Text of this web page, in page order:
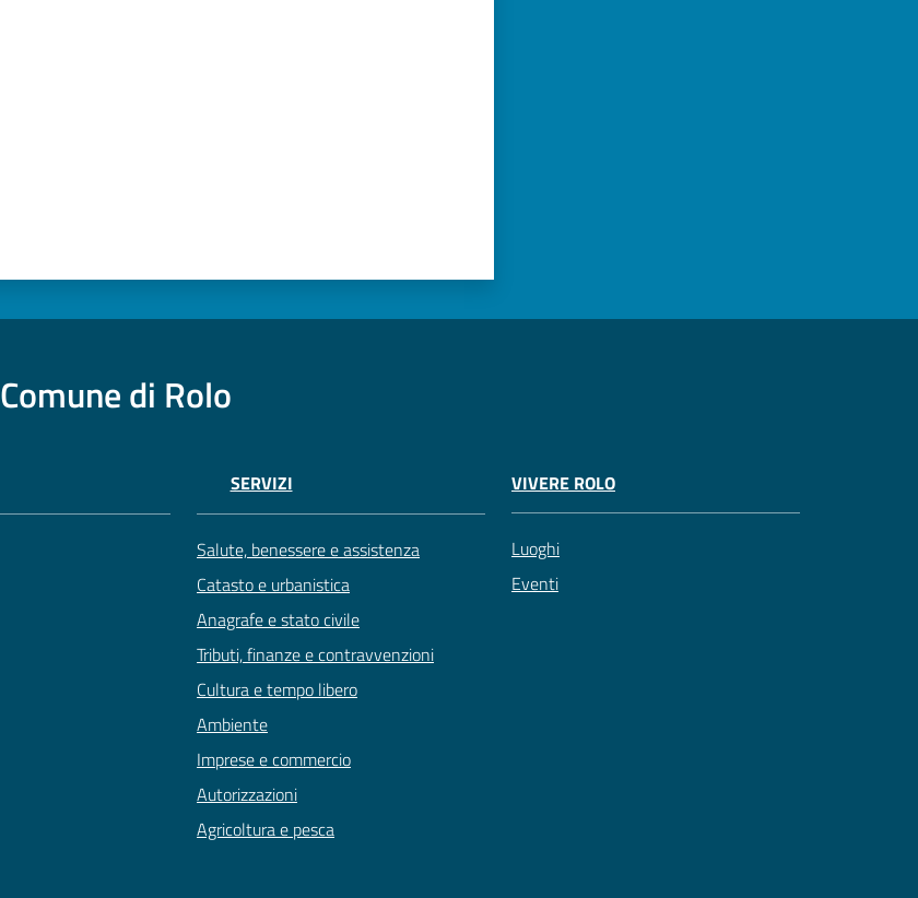
Comune di Rolo
SERVIZI
Salute, benessere e assistenza
Catasto e urbanistica
Anagrafe e stato civile
Tributi, finanze e contravvenzioni
Cultura e tempo libero
Ambiente
Imprese e commercio
Autorizzazioni
Agricoltura e pesca
VIVERE ROLO
Luoghi
Eventi